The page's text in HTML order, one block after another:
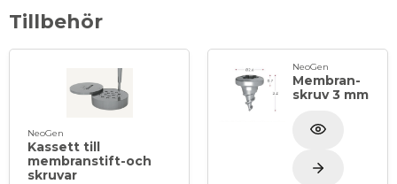
Tillbehör
NeoGen
Kassett till
membranstift-och
skruvar
NeoGen
Membran-
skruv 3 mm